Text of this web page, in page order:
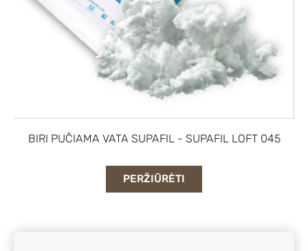
BIRI PUČIAMA VATA SUPAFIL - SUPAFIL LOFT 045
PERŽIŪRĖTI